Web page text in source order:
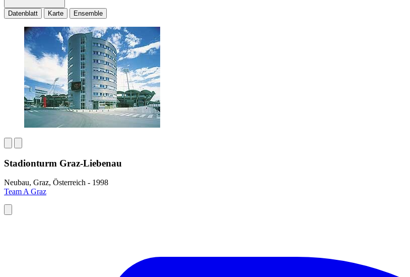
Datenblatt Karte Ensemble
Stadionturm Graz-Liebenau
Neubau, Graz, Österreich - 1998
Team A Graz